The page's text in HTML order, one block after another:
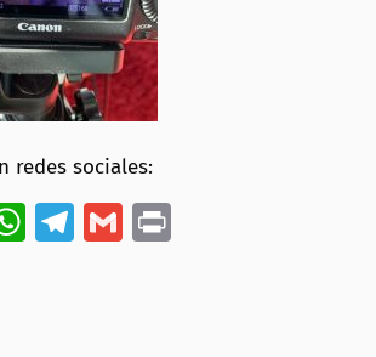
redes sociales:
WhatsApp
Telegram
GmailPrint